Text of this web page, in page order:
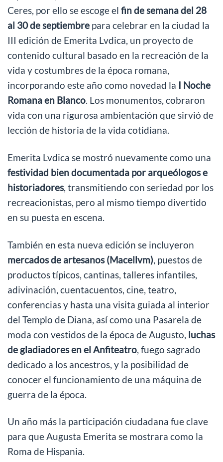
Ceres, por ello se escoge el fin de semana del 28
al 30 de septiembre para celebrar en la ciudad la
III edición de Emerita Lvdica, un proyecto de
contenido cultural basado en la recreación de la
vida y costumbres de la época romana,
incorporando este año como novedad la I Noche
Romana en Blanco . Los monumentos, cobraron
vida con una rigurosa ambientación que sirvió de
lección de historia de la vida cotidiana.
Emerita Lvdica se mostró nuevamente como una
festividad bien documentada por arqueólogos e
historiadores, transmitiendo con seriedad por los
recreacionistas, pero al mismo tiempo divertido
en su puesta en escena.
También en esta nueva edición se incluyeron
mercados de artesanos (Macellvm) , puestos de
productos típicos, cantinas, talleres infantiles,
adivinación, cuentacuentos, cine, teatro,
conferencias y hasta una visita guiada al interior
del Templo de Diana, así como una Pasarela de
moda con vestidos de la época de Augusto, luchas
de gladiadores en el Anfiteatro , fuego sagrado
dedicado a los ancestros, y la posibilidad de
conocer el funcionamiento de una máquina de
guerra de la época.
Un año más la participación ciudadana fue clave
para que Augusta Emerita se mostrara como la
Roma de Hispania.